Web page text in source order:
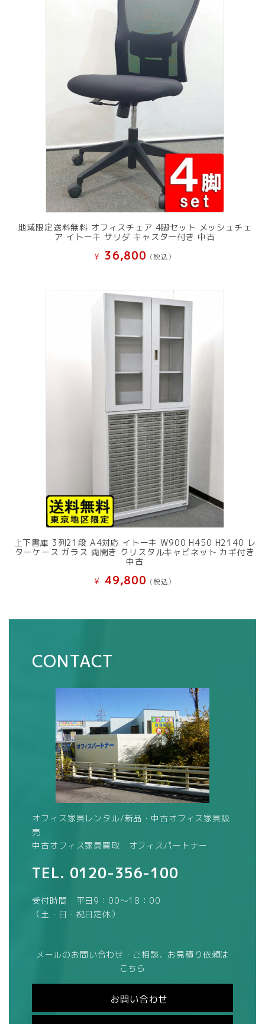
地域限定送料無料 オフィスチェア 4脚セット メッシュチェ
ア イトーキ サリダ キャスター付き 中古
¥ 36,800 (税込）
上下書庫 3列21段 A4対応 イトーキ W900 H450 H2140 レ
ターケース ガラス 両開き クリスタルキャビネット カギ付き
中古
¥ 49,800 (税込）
CONTACT
オフィス家具レンタル/新品・中古オフィス家具販
売
中古オフィス家具買取 オフィスパートナー
TEL. 0120-356-100
受付時間 平日9：00～18：00
（土・日・祝日定休）
メールのお問い合わせ・ご相談、お見積り依頼は
こちら
お問い合わせ